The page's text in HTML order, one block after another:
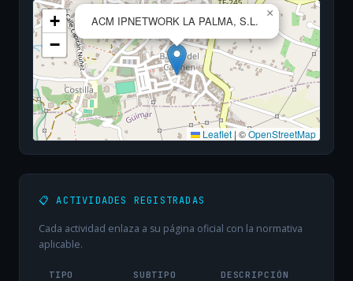
ACM IPNETWORK LA PALMA, S.L.
×
+
−
Leaflet | ©OpenStreetMap
📋 ACTIVIDADES REGISTRADAS
Cada actividad enlaza a su página oficial con la normativa
aplicable.
TIPO SUBTIPO DESCRIPCIÓN